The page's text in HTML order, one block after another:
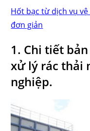
Hốt bạc từ dịch vụ
đơn giản
1. Chi tiết
xử lý rác thải
nghiệp.